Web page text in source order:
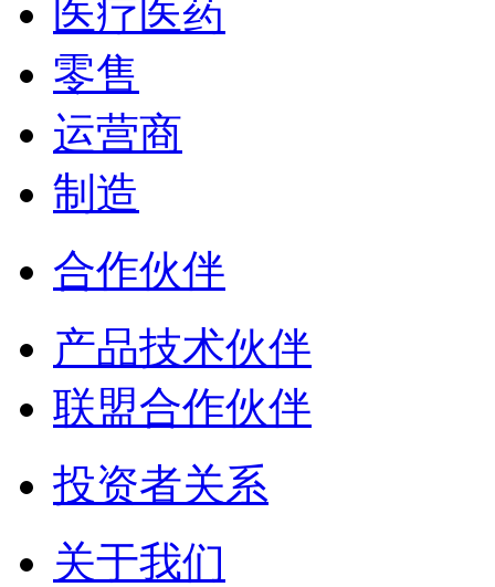
医疗医药
零售
运营商
制造
合作伙伴
产品技术伙伴
联盟合作伙伴
投资者关系
关于我们